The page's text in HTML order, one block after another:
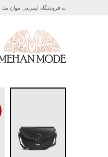
به فروشگاه اینترنتی مهان